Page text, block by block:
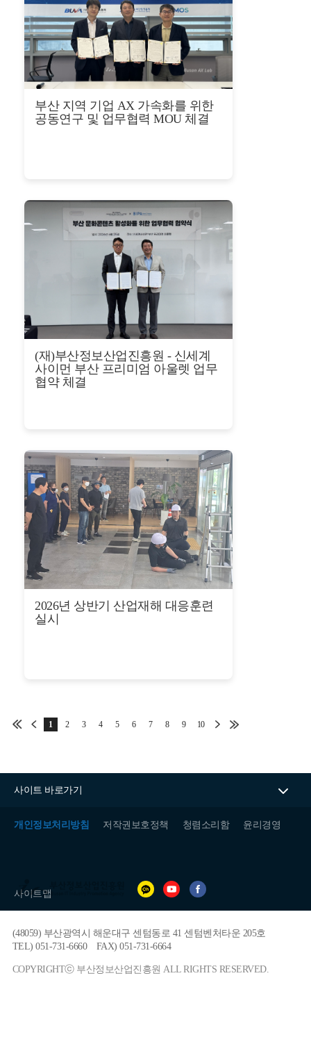
부산 지역 기업 AX 가속화를 위한
공동연구 및 업무협력 MOU 체결
(재)부산정보산업진흥원 - 신세계
사이먼 부산 프리미엄 아울렛 업무
협약 체결
2026년 상반기 산업재해 대응훈련
실시
1 2 3 4 5 6 7 8 9 10
개인정보처리방침 저작권보호정책 청렴소리함 윤리경영
사이트맵
사이트 바로가기
부
정
산
업
흥
원
(48059) 부산광역시 해운대구 센텀동로 41 센텀벤처타운 205호
TEL) 051-731-6660
FAX) 051-731-6664
COPYRIGHTⓒ 부산정보산업진흥원 ALL RIGHTS RESERVED.